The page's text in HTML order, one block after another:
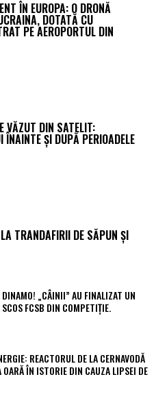
ÎN EUROPA: O DRONĂ
DOTATĂ CU
PE AEROPORTUL DIN
VĂZUT DIN SATELIT:
ÎNAINTE ȘI DUPĂ PERIOADELE
TRANDAFIRII DE SĂPUN ȘI
„CÂINII” AU FINALIZAT UN
FCSB DIN COMPETIȚIE.
REACTORUL DE LA CERNAVODĂ
ÎN ISTORIE DIN CAUZA LIPSEI DE